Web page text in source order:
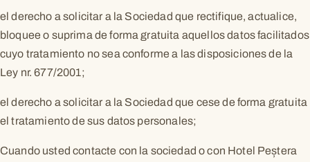
el derecho a solicitar a la Sociedad que rectifique, actualice,
bloquee o suprima de forma gratuita aquellos datos facilitados
cuyo tratamiento no sea conforme a las disposiciones de la
Ley nr. 677/2001;
el derecho a solicitar a la Sociedad que cese de forma gratuita
el tratamiento de sus datos personales;
Cuando usted contacte con la sociedad o con Hotel Peștera